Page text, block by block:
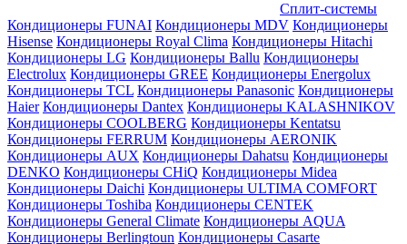
Сплит-системы
Кондиционеры FUNAI Кондиционеры MDV Кондиционеры
Hisense Кондиционеры Royal Clima Кондиционеры Hitachi
Кондиционеры LG Кондиционеры Ballu Кондиционеры
Electrolux Кондиционеры GREE Кондиционеры Energolux
Кондиционеры TCL Кондиционеры Panasonic Кондиционеры
Haier Кондиционеры Dantex Кондиционеры KALASHNIKOV
Кондиционеры СOOLBERG Кондиционеры Kentatsu
Кондиционеры FERRUM Кондиционеры AERONIK
Кондиционеры AUX Кондиционеры Dahatsu Кондиционеры
DENKO Кондиционеры CHiQ Кондиционеры Midea
Кондиционеры Daichi Кондиционеры ULTIMA COMFORT
Кондиционеры Toshiba Кондиционеры CENTEK
Кондиционеры General Climate Кондиционеры AQUA
Кондиционеры Berlingtoun Кондиционеры Casarte